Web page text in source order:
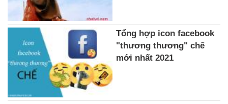
Tổng hợp icon facebook
"thương thương" chế
mới nhất 2021